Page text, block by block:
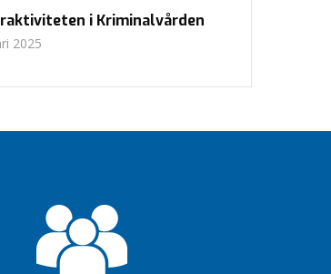
i Kriminalvården
2025